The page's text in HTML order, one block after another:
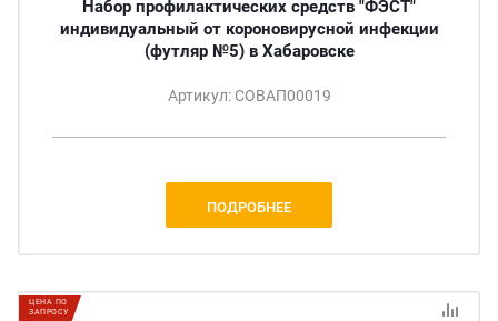
Набор профилактических средств "ФЭСТ"
индивидуальный от короновирусной инфекции
(футляр №5) в Хабаровске
Артикул: СОВАП00019
ПОДРОБНЕЕ
ЦЕНА ПО
ЗАПРОСУ